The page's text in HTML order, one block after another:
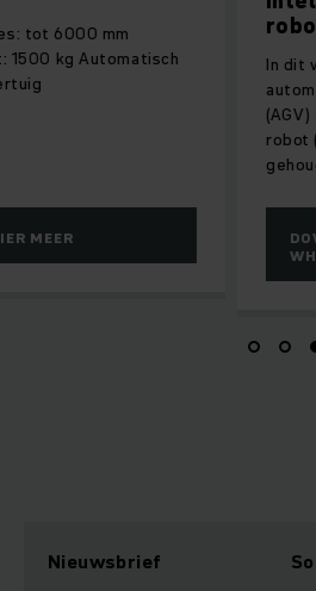
6000 mm
kg Automatisch
robots
In dit
(AGV) en
robot
gehouden.
Nieuwsbrief